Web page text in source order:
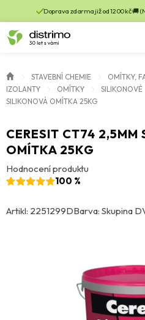
Doprava zdarma již od 1200 kč 🚚
STAVEBNÍ CHEMIE
OMÍTKY,
IZOLANTY
OMÍTKY SILIKONOVÉ
SILIKONOVÁ OMÍTKA 25KG
CERESIT CT74 2,5MM
OMÍTKA 25KG
Hodnocení produktu
100 %
Artikl: 2251299DBarva: Skupina D